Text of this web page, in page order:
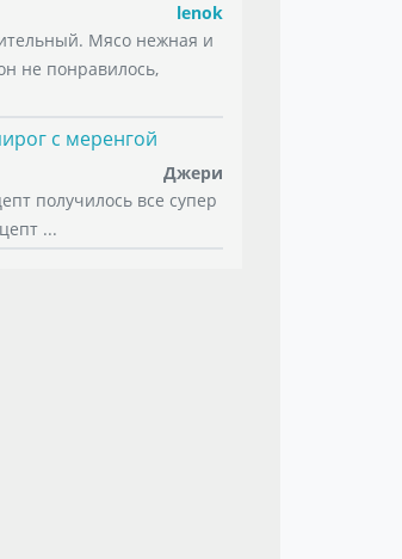
lenok
Мясо нежная и
не понравилось,
с меренгой
Джери
получилось все супер
...